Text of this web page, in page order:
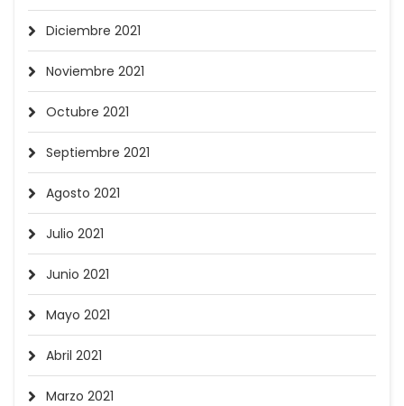
Diciembre 2021
Noviembre 2021
Octubre 2021
Septiembre 2021
Agosto 2021
Julio 2021
Junio 2021
Mayo 2021
Abril 2021
Marzo 2021